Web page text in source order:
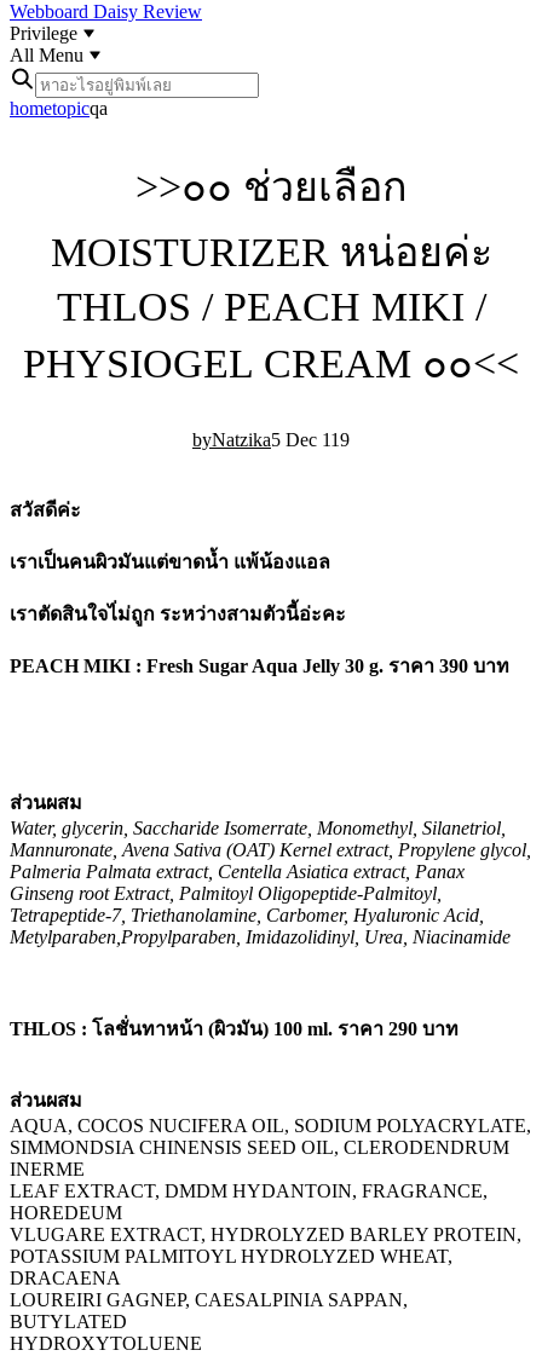
Webboard Daisy Review
Privilege
All Menu
hometopicqa
>>๐๐ ช่วยเลือก
MOISTURIZER หน่อยค่ะ
THLOS / PEACH MIKI /
PHYSIOGEL CREAM ๐๐<<
Natzika5 Dec 119
สวัสดีค่ะ
เราเป็นคนผิวมันแต่ขาดน้ำ แพ้น้องแอล
เราตัดสินใจไ่ม่ถูก ระหว่างสามตัวนี้อ่ะคะ
PEACH MIKI : Fresh Sugar Aqua Jelly 30 g. ราคา 390 บาท
ส่วนผสม
Water, glycerin, Saccharide Isomerrate, Monomethyl, Silanetriol,
Mannuronate, Avena Sativa (OAT) Kernel extract, Propylene glycol,
Palmeria Palmata extract, Centella Asiatica extract, Panax
Ginseng root Extract, Palmitoyl Oligopeptide-Palmitoyl,
Tetrapeptide-7, Triethanolamine, Carbomer, Hyaluronic Acid,
Metylparaben,Propylparaben, Imidazolidinyl, Urea, Niacinamide
THLOS : โลชั่นทาหน้า (ผิวมัน) 100 ml. ราคา 290 บาท
ส่วนผสม
AQUA, COCOS NUCIFERA OIL, SODIUM POLYACRYLATE,
SIMMONDSIA CHINENSIS SEED OIL, CLERODENDRUM
INERME
LEAF EXTRACT, DMDM HYDANTOIN, FRAGRANCE,
HOREDEUM
VLUGARE EXTRACT, HYDROLYZED BARLEY PROTEIN,
POTASSIUM PALMITOYL HYDROLYZED WHEAT,
DRACAENA
LOUREIRI GAGNEP, CAESALPINIA SAPPAN,
BUTYLATED
HYDROXYTOLUENE